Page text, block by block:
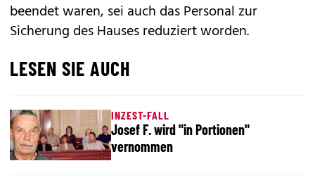
beendet waren, sei auch das Personal zur
Sicherung des Hauses reduziert worden.
LESEN SIE AUCH
INZEST-FALL
Josef F. wird "in Portionen"
vernommen